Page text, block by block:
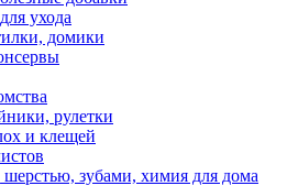
ухода
домики
рулетки
и клещей
шерстью, зубами, химия для дома